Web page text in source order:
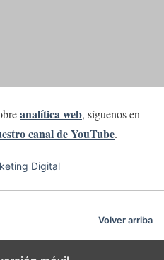
analítica web, síguenos en
canal de YouTube.
Digital
Volver arriba